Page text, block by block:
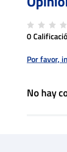
0
Por favor,
No hay